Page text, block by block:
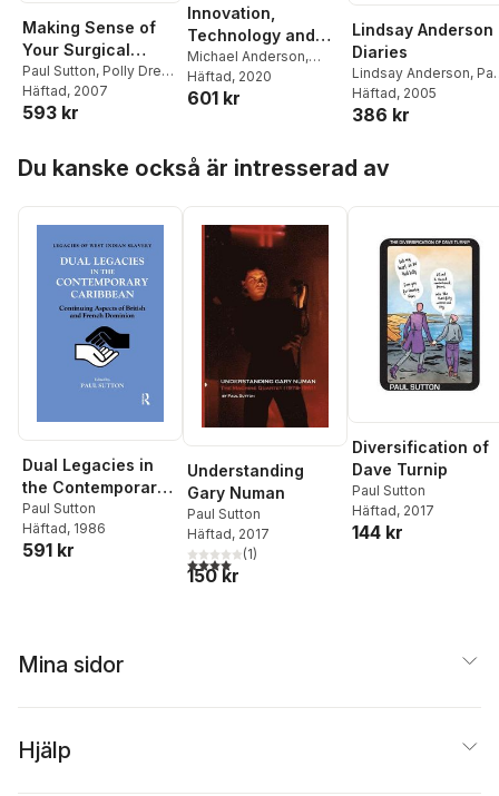
Making Sense of
Your Surgical
Attachment
Paul Sutton, Polly Drew
Rebecca Lee
Chimenti
Häftad, 2007
593 kr
Innovation,
Technology and
Converging
Practices in Drama
Education and
Michael Anderson,
David Cameron
Sutton
Häftad, 2020
601 kr
Lindsay Anderson
Diaries
Lindsay Anderson,
Sutton
Häftad, 2005
386 kr
Du kanske också är intresserad av
Dual Legacies in
the Contemporary
Caribbean
Paul Sutton
Häftad, 1986
591 kr
Understanding
Gary Numan
Paul Sutton
Häftad, 2017
4,0utav 5 stjärnor. Totalt antal röster:
(1)
150 kr
Diversification of
Dave Turnip
Paul Sutton
Häftad, 2017
144 kr
Mina sidor
Hjälp